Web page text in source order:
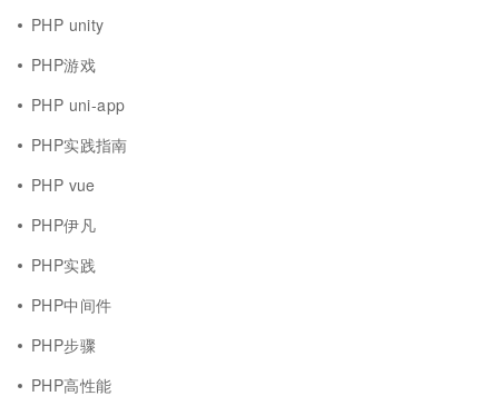
PHP unity
PHP游戏
PHP uni-app
PHP实践指南
PHP vue
PHP伊凡
PHP实践
PHP中间件
PHP步骤
PHP高性能